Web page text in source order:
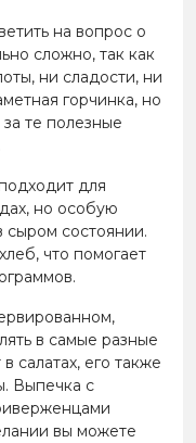
на вопрос о
сложно, так как
ни сладости, ни
горчинка, но
те полезные
для
но особую
сыром состоянии.
что помогает
в самые разные
его также
Выпечка с
вы можете